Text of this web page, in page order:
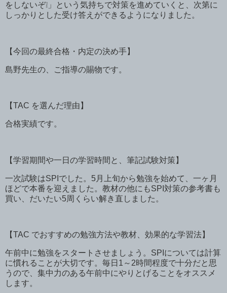
をしないぞ❕」という気持ちで対策を進めていくと、次第に
しっかりとした受け答えができるようになりました。
【今回の最終合格・内定の決め手】
島野先生の、ご指導の賜物です。
【TAC を選んだ理由】
合格実績です。
【学習期間や一日の学習時間と、筆記試験対策】
一次試験はSPI でした。 5月上旬から勉強を始めて、一ヶ月
ほどで本番を迎えました。教材の他にもSPI 対策の参考書も
買い、だいたい5周くらい解き直しました。
【TAC でおすすめの勉強方法や教材、効果的な学習法】
午前中に勉強をスタートさせましょう。 SPI については計算
に慣れることが大切です。毎日 1 ～ 2時間程度で十分だと思
うので、集中力のある午前中にやりとげることをオススメ
します。